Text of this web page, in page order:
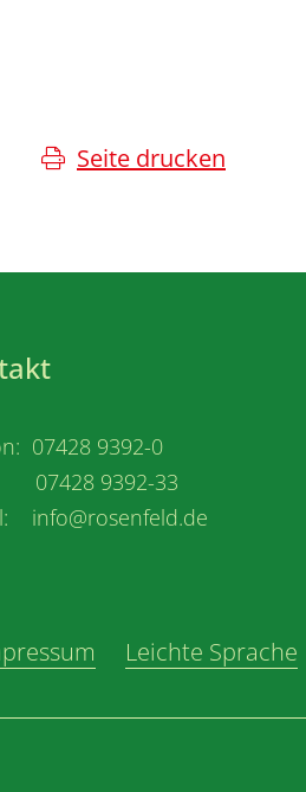
Seite drucken
07428 9392-0
9392-33
info@rosenfeld.de
Leichte Sprache